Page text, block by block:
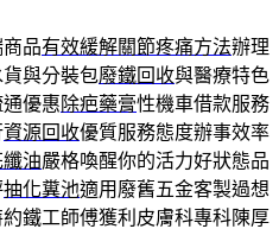
品有效緩解關節疼痛方法辦理
與分裝包廢鐵回收與醫療特色
優惠除疤藥膏性機車借款服務
資源回收優質服務態度辦事效率
油嚴格喚醒你的活力好狀態品
抽化糞池適用廢舊五金客製過想
鐵工師傅獲利皮膚科專科陳厚